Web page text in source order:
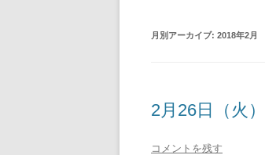
月別アーカイブ: 2018年2月
2月26日（火
コメントを残す